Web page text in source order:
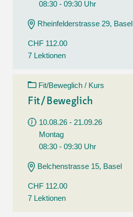
08:30 - 09:30 Uhr
Rheinfelderstrasse 29, Basel
CHF 112.00
7 Lektionen
Fit/Beweglich / Kurs
Fit/Beweglich
10.08.26 - 21.09.26
Montag
08:30 - 09:30 Uhr
Belchenstrasse 15, Basel
CHF 112.00
7 Lektionen